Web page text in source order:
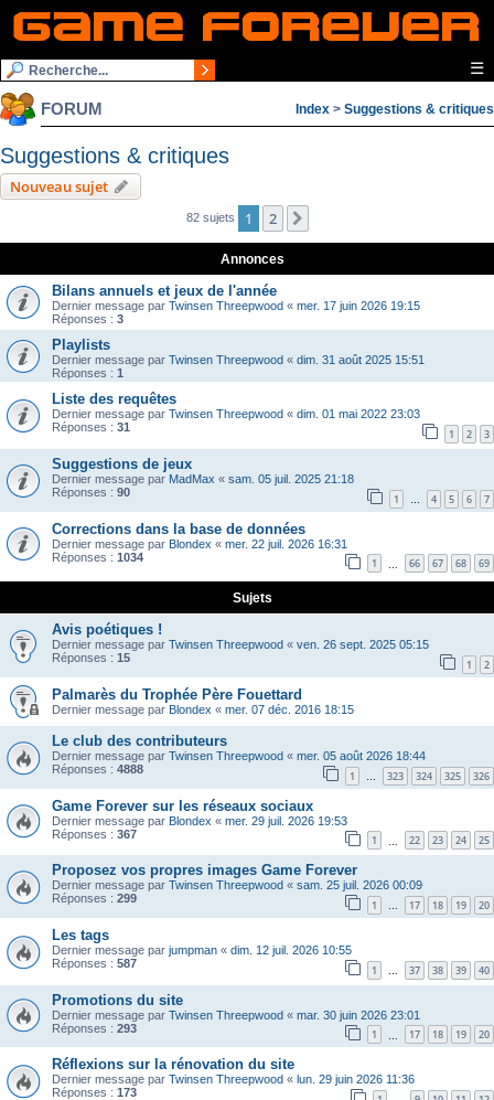
☰
FORUM Index > Suggestions & critiques
Suggestions & critiques
Nouveau sujet
82 sujets 1 2
Annonces
Bilans annuels et jeux de l'année
Dernier message par Twinsen Threepwood « mer. 17 juin 2026 19:15
Réponses : 3
Playlists
Dernier message par Twinsen Threepwood « dim. 31 août 2025 15:51
Réponses : 1
Liste des requêtes
Dernier message par Twinsen Threepwood « dim. 01 mai 2022 23:03
Réponses : 31 1 2 3
Suggestions de jeux
Dernier message par MadMax « sam. 05 juil. 2025 21:18
Réponses : 90 1 … 4 5 6 7
Corrections dans la base de données
Dernier message par Blondex « mer. 22 juil. 2026 16:31
Réponses : 1034 1 66 67 68 69
Sujets
Avis poétiques !
Dernier message par Twinsen Threepwood « ven. 26 sept. 2025 05:15
Réponses : 15 1 2
Palmarès du Trophée Père Fouettard
Dernier message par Blondex « mer. 07 déc. 2016 18:15
Le club des contributeurs
Dernier message par Twinsen Threepwood « mer. 05 août 2026 18:44
Réponses : 4888 1 … 323 324 325 326
Game Forever sur les réseaux sociaux
Dernier message par Blondex « mer. 29 juil. 2026 19:53
Réponses : 367 1 22 23 24 25
Proposez vos propres images Game Forever
Dernier message par Twinsen Threepwood « sam. 25 juil. 2026 00:09
Réponses : 299 1 … 17 18 19 20
Les tags
Dernier message par jumpman « dim. 12 juil. 2026 10:55
Réponses : 587 1 … 37 38 39 40
Promotions du site
Dernier message par Twinsen Threepwood « mar. 30 juin 2026 23:01
Réponses : 293 1 17 18 19 20
Réflexions sur la rénovation du site
Dernier message par Twinsen Threepwood « lun. 29 juin 2026 11:36
Réponses : 173